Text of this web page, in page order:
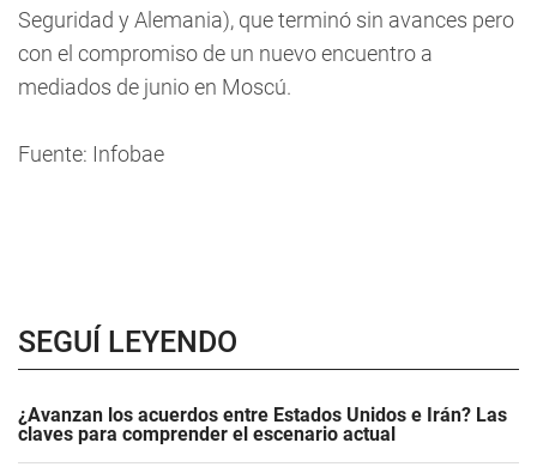
Seguridad y Alemania), que terminó sin avances pero
con el compromiso de un nuevo encuentro a
mediados de junio en Moscú.
Fuente: Infobae
SEGUÍ LEYENDO
¿Avanzan los acuerdos entre Estados Unidos e Irán? Las
claves para comprender el escenario actual